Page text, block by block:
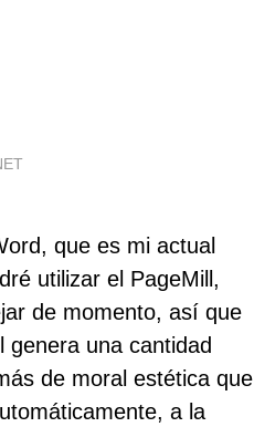
que es mi actual
utilizar el PageMill,
de momento, así que
una cantidad
de moral estética que
a la